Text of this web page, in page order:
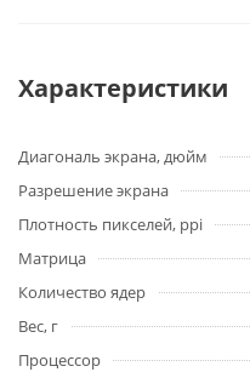
Характеристики
Диагональ экрана, дюйм
Разрешение экрана
Плотность пикселей, ppi
Матрица
Количество ядер
Вес, г
Процессор